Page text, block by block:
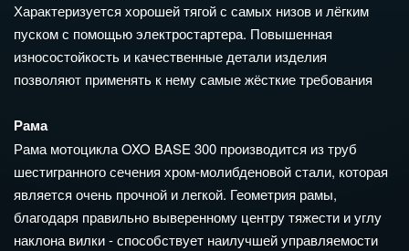
Характеризуется хорошей тягой с самых низов и лёгким
пуском с помощью электростартера. Повышенная
износостойкость и качественные детали изделия
позволяют применять к нему самые жёсткие требования
Рама
Рама мотоцикла OXO BASE 300 производится из труб
шестигранного сечения хром-молибденовой стали, которая
является очень прочной и легкой. Геометрия рамы,
благодаря правильно выверенному центру тяжести и углу
наклона вилки - способствует наилучшей управляемости